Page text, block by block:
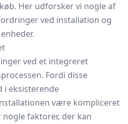
Her udforsker vi nogle af
ved installation og
ved et integreret
Fordi disse
i eksisterende
være kompliceret
faktorer, der kan